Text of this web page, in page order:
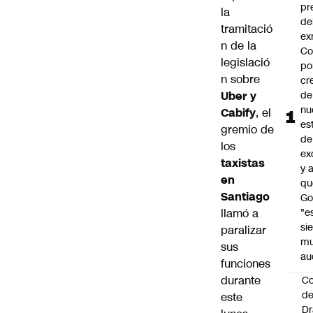
la
tramitació
n de la
legislació
n sobre
Uber y
Cabify, el
gremio de
los
taxistas
en
Santiago
llamó a
paralizar
sus
funciones
durante
este
de
y